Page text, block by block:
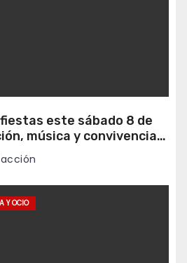
este sábado 8 de
música y convivencia
Y OCIO